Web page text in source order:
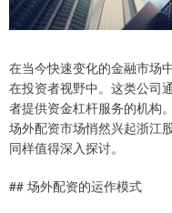
在当今快速变化的金融市场
在投资者视野中。这类公司
者提供资金杠杆服务的机构
场外配资市场悄然兴起浙江
同样值得深入探讨。
## 场外配资的运作模式